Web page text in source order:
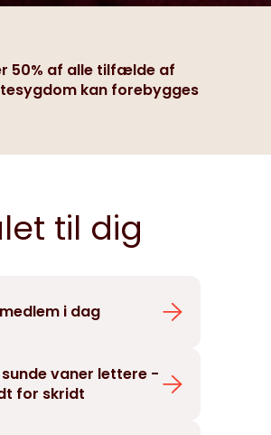
50% af alle tilfælde af
kan forebygges
til dig
i dag
vaner lettere -
for skridt